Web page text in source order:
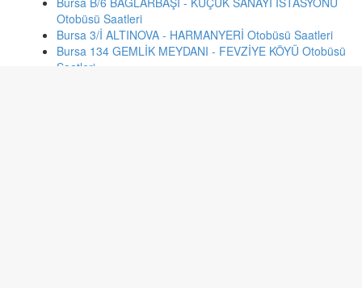
Otobüsü Saatleri
Bursa 3/İ ALTINOVA - HARMANYERİ Otobüsü Saatleri
Bursa 134 GEMLİK MEYDANI - FEVZİYE KÖYÜ Otobüsü
Saatleri